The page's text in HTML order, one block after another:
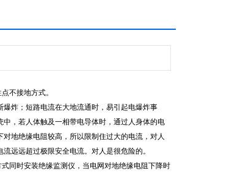
不接地方式。
爆炸；短路电流在大地流通时，易引起电爆炸事
，若人体触及一相带电导体时，通过人身体的电
地绝缘电阻较高，所以限制住过大的电流，对人
流远远超过极限安全电流。对人是很危险的。
同时安装绝缘监测仪，当电网对地绝缘电阻下降时